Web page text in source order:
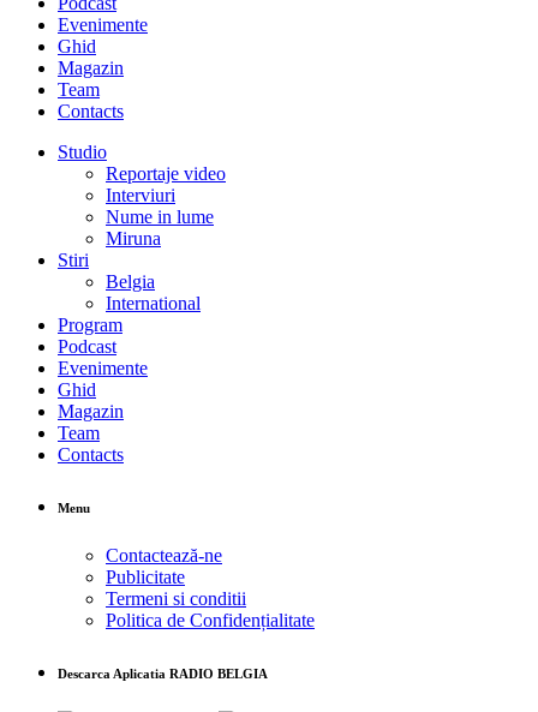
Evenimente
Ghid
Magazin
Team
Contacts
Studio
Reportaje video
Interviuri
Nume in lume
Miruna
Stiri
Belgia
International
Program
Podcast
Evenimente
Ghid
Magazin
Team
Contacts
Menu
Contactează-ne
Publicitate
Termeni si conditii
Politica de Confidențialitate
Descarca Aplicatia RADIO BELGIA